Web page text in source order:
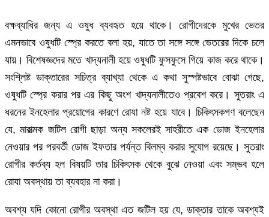
বক্ষব্যাধির জন্য এ ওষুধ ব্যবহৃত হয়ে থাকে। রোগীদেরকে মুখের ভেতর
এমনভাবে ওষুধটি স্প্রে করতে বলা হয়, যাতে তা সঙ্গে সঙ্গে ভেতরের দিকে চলে
যায়। বিশেষজ্ঞদের মতে খাদ্যনালী হয়ে ওষুধটি ফুসফুসে গিয়ে কাজ করে থাকে।
সংশ্লিষ্ট ডাক্তারের সচিত্র ব্যাখ্যা থেকে এ কথা সুস্পষ্টভাবে বোঝা গেছে,
ওষুধটি স্প্রে করার পর এর কিছু অংশ খাদ্যনালীতেও প্রবেশ করে। সুতরাং এ
ধরনের ইনহেলার প্রয়োগের কারণে রোযা নষ্ট হয়ে যাবে। চিকিৎসকগণ বলেছেন
যে, মারাত্মক জটিল রোগী ছাড়া অন্য সকলেরই সাহরীতে এক ডোজ ইনহেলার
নেওয়ার পর পরবর্তী ডোজ ইফতার পর্যন্ত বিলম্ব করার সুযোগ রয়েছে। সুতরাং
রোগীর কর্তব্য হল বিষয়টি তার চিকিৎসক থেকে বুঝে নেওয়া এবং সম্ভব হলে
রোযা অবস্থায় তা ব্যবহার না করা।
অবশ্য যদি কোনো রোগীর অবস্থা এত জটিল হয় যে, ডাক্তার তাকে অবশ্যই